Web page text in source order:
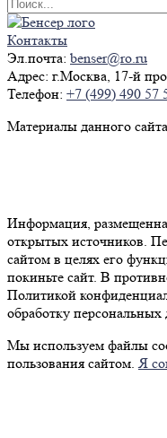
Контакты
Эл.почта: benser@ro.ru
Адрес: г.Москва, 17-й
Телефон: +7 (499) 490 57
Материалы данного
Информация,
открытых источников.
сайтом в целях его
покиньте сайт. В
Политикой
обработку
Мы используем файлы
пользования сайтом.Я